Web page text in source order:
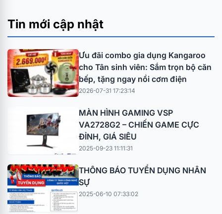
Tin mới cập nhật
Ưu đãi combo gia dụng Kangaroo
cho Tân sinh viên: Sắm trọn bộ căn
bếp, tặng ngay nồi cơm điện
2026-07-31 17:23:14
MÀN HÌNH GAMING VSP
VA2728G2 – CHIẾN GAME CỰC
ĐỈNH, GIÁ SIÊU
2025-09-23 11:11:31
THÔNG BÁO TUYỂN DỤNG NHÂN
SỰ
2025-06-10 07:33:02